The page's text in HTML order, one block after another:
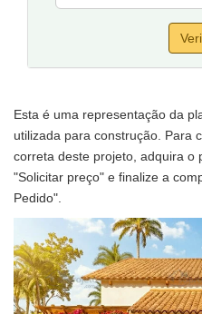
Esta é uma representação da
utilizada para construção. Para
correta deste projeto, adquira o
"Solicitar preço" e finalize a
Pedido".